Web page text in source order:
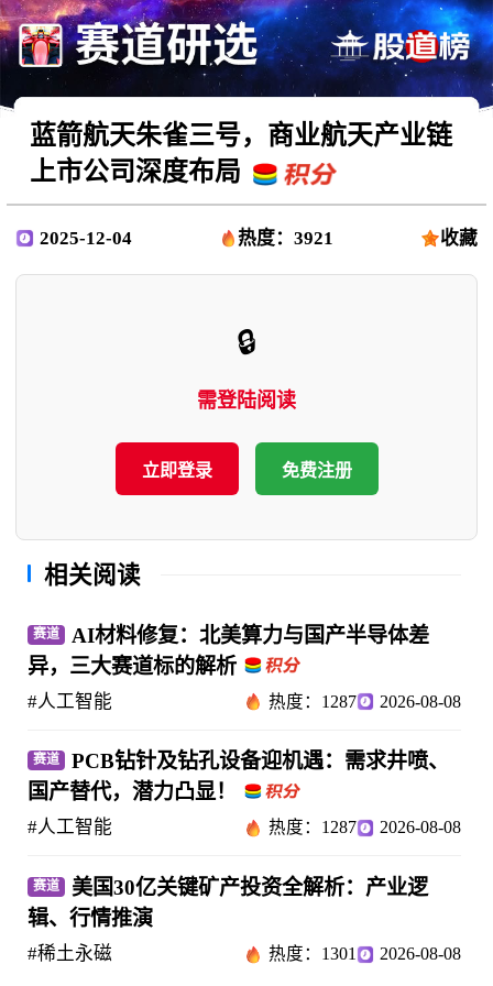
蓝箭航天朱雀三号，商业航天产业链
上市公司深度布局
2025-12-04 热度：3921 收藏
🔒
需登陆阅读
立即登录 免费注册
相关阅读
赛道
AI材料修复：北美算力与国产半导体差
异，三大赛道标的解析
#人工智能 热度：1287 2026-08-08
赛道
PCB钻针及钻孔设备迎机遇：需求井喷、
国产替代，潜力凸显！
#人工智能 热度：1287 2026-08-08
赛道
美国30亿关键矿产投资全解析：产业逻
辑、行情推演
#稀土永磁 热度：1301 2026-08-08